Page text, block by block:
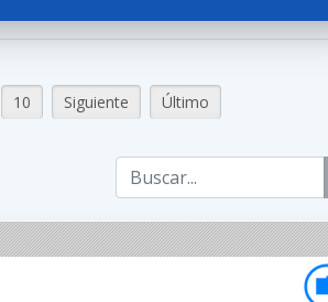
10 Siguiente Último